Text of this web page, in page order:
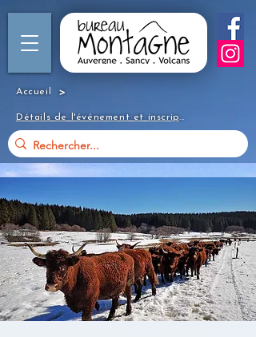
Accueil >
Détails de l'événement et inscription